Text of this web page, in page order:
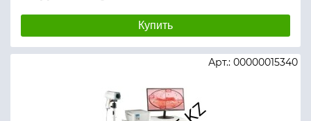
Купить
Арт.: 00000015340